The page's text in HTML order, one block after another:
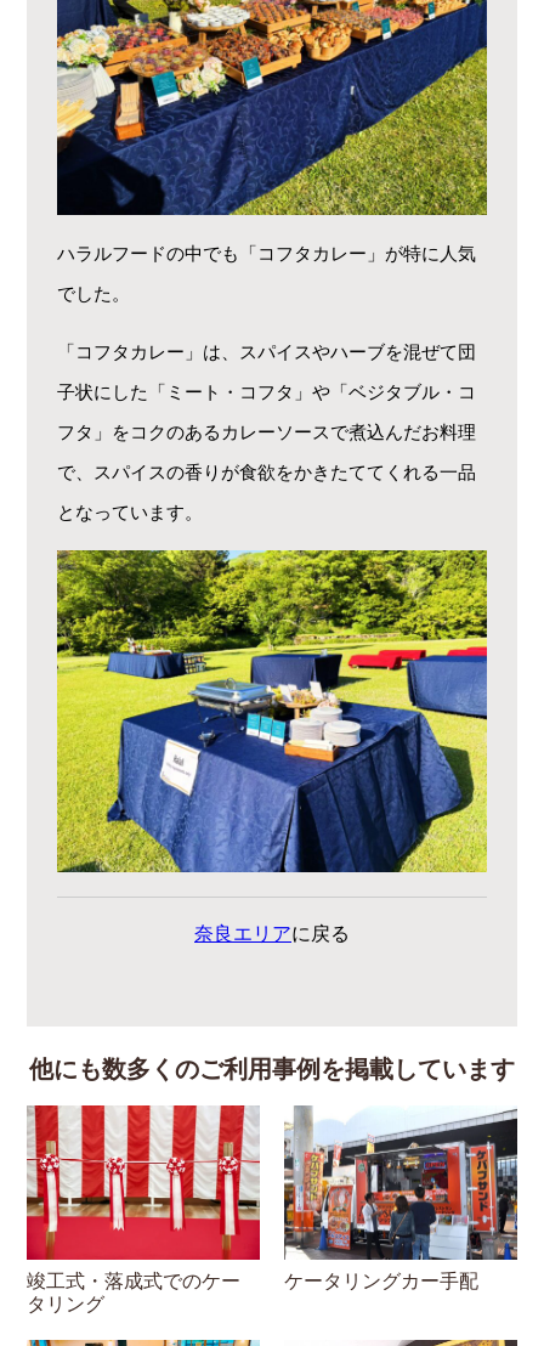
ハラルフードの中でも「コフタカレー」が特に人気
でした。
「コフタカレー」は、スパイスやハーブを混ぜて団
子状にした「ミート・コフタ」や「ベジタブル・コ
フタ」をコクのあるカレーソースで煮込んだお料理
で、スパイスの香りが食欲をかきたててくれる一品
となっています。
奈良エリアに戻る
他にも数多くのご利用事例を掲載しています
竣工式・落成式でのケー
タリング
ケータリングカー手配